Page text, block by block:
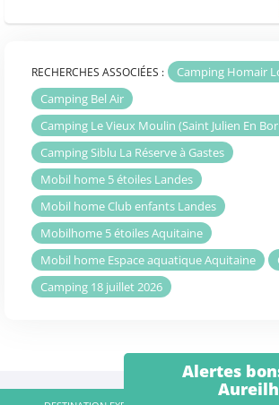
Alertes
RECHERCHES ASSOCIÉES :
Camping Homair
Camping Bel Air
Camping Le Vieux Moulin (Saint Julien En
Camping Siblu La Réserve à Gastes
Mobil home 5 étoiles Landes
Mobil home Club enfants Landes
Mobilhome 5 étoiles Aquitaine
Mobil home Espace aquatique Aquitaine
Camping 18 juillet 2026